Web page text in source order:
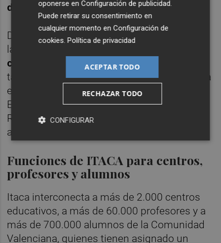
de Grupo Oficial.
De esta forma, la plataforma permite
la
con más de una enseñanza asignada
tanto, de diferentes niveles, según se explica
en el documento de la Conselleria de
Educación de Preguntas Frecuentes
Relacionadas con la Organización
actualizado el 18 de septiembre.
Funciones de ITACA para centros,
profesores y alumnos
Itaca interconecta a más de 2.000 centros
educativos, a más de 60.000 profesores y a
más de 700.000 alumnos de la Comunidad
Valenciana, quienes tienen asignado un
oponerse enConfiguración de publicidad.
Puede retirar su consentimiento en
cualquier momento enConfiguración de
cookies.Política de privacidad
ACEPTAR TODO
RECHAZAR TODO
CONFIGURAR